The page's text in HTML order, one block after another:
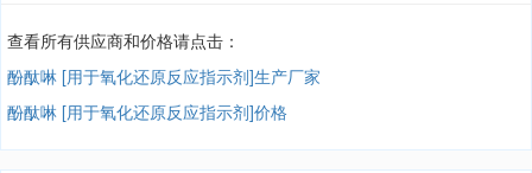
查看所有供应商和价格请点击：
酚酞啉 [用于氧化还原反应指示剂]生产厂家
酚酞啉 [用于氧化还原反应指示剂]价格